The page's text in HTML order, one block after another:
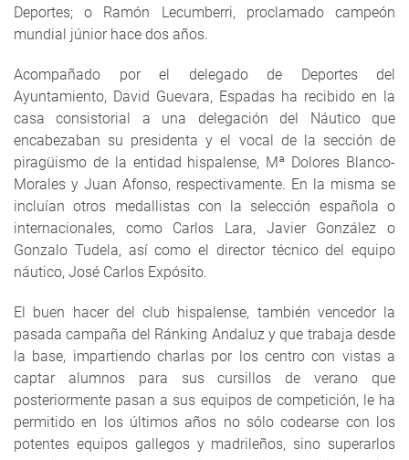
Deportes; o Ramón Lecumberri, proclamado campeón
mundial júnior hace dos años.
Acompañado por el delegado de Deportes del
Ayuntamiento, David Guevara, Espadas ha recibido en la
casa consistorial a una delegación del Náutico que
encabezaban su presidenta y el vocal de la sección de
piragüismo de la entidad hispalense, Mª Dolores Blanco-
Morales y Juan Afonso, respectivamente. En la misma se
incluían otros medallistas con la selección española o
internacionales, como Carlos Lara, Javier González o
Gonzalo Tudela, así como el director técnico del equipo
náutico, José Carlos Expósito.
El buen hacer del club hispalense, también vencedor la
pasada campaña del Ránking Andaluz y que trabaja desde
la base, impartiendo charlas por los centro con vistas a
captar alumnos para sus cursillos de verano que
posteriormente pasan a sus equipos de competición, le ha
permitido en los últimos años no sólo codearse con los
potentes equipos gallegos y madrileños, sino superarlos